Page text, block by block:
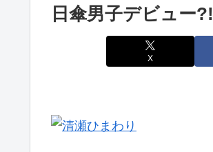
日傘男子デビュー?!
X